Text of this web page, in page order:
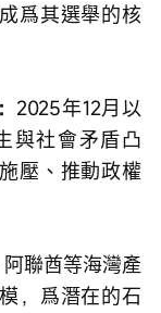
爲其選舉的核
2025年12月以
與社會矛盾凸
壓、推動政權
聯酋等海灣產
，爲潛在的石